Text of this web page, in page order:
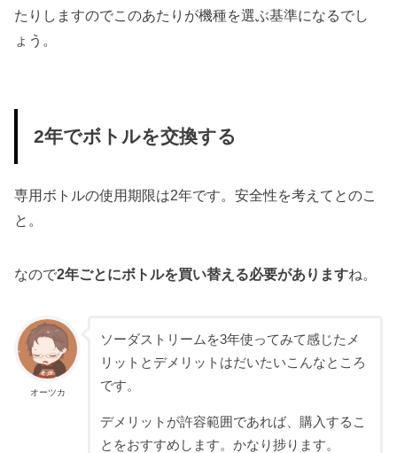
たりしますのでこのあたりが機種を選ぶ基準になるでし
ょう。
2年でボトルを交換する
専用ボトルの使用期限は2年です。安全性を考えてとのこ
と。
なので2年ごとにボトルを買い替える必要がありますね。
オーツカ
ソーダストリームを3年使ってみて感じたメ
リットとデメリットはだいたいこんなところ
です。
デメリットが許容範囲であれば、購入するこ
とをおすすめします。かなり捗ります。